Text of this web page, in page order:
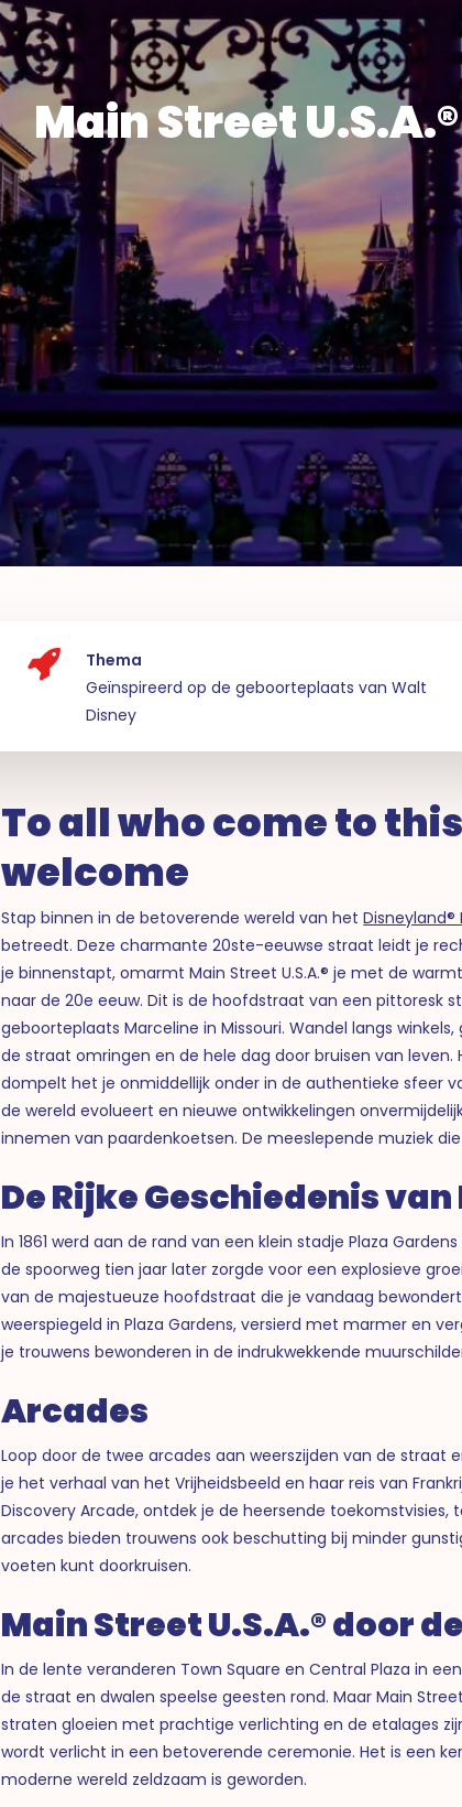
Main Street U.S.A.®
Thema
Geïnspireerd op de geboorteplaats van Walt
Disney
To all who come to
welcome
Stap binnen in de betoverende wereld van hetDisneyland®
betreedt. Deze charmante 20ste-eeuwse straat leidt je
je binnenstapt, omarmt Main Street U.S.A.® je met de
naar de 20e eeuw. Dit is de hoofdstraat van een pittoresk
geboorteplaats Marceline in Missouri. Wandel langs
de straat omringen en de hele dag door bruisen van
dompelt het je onmiddellijk onder in de authentieke sfeer
de wereld evolueert en nieuwe ontwikkelingen
innemen van paardenkoetsen. De meeslepende muziek
De Rijke Geschiedenis
In 1861 werd aan de rand van een klein stadje Plaza
de spoorweg tien jaar later zorgde voor een explosieve
van de majestueuze hoofdstraat die je vandaag
weerspiegeld in Plaza Gardens, versierd met marmer en
je trouwens bewonderen in de indrukwekkende
Arcades
Loop door de twee arcades aan weerszijden van de straat
je het verhaal van het Vrijheidsbeeld en haar reis van
Discovery Arcade, ontdek je de heersende
arcades bieden trouwens ook beschutting bij minder
voeten kunt doorkruisen.
Main Street U.S.A.® door
In de lente veranderen Town Square en Central Plaza in
de straat en dwalen speelse geesten rond. Maar Main
straten gloeien met prachtige verlichting en de etalages
wordt verlicht in een betoverende ceremonie. Het is een
moderne wereld zeldzaam is geworden.